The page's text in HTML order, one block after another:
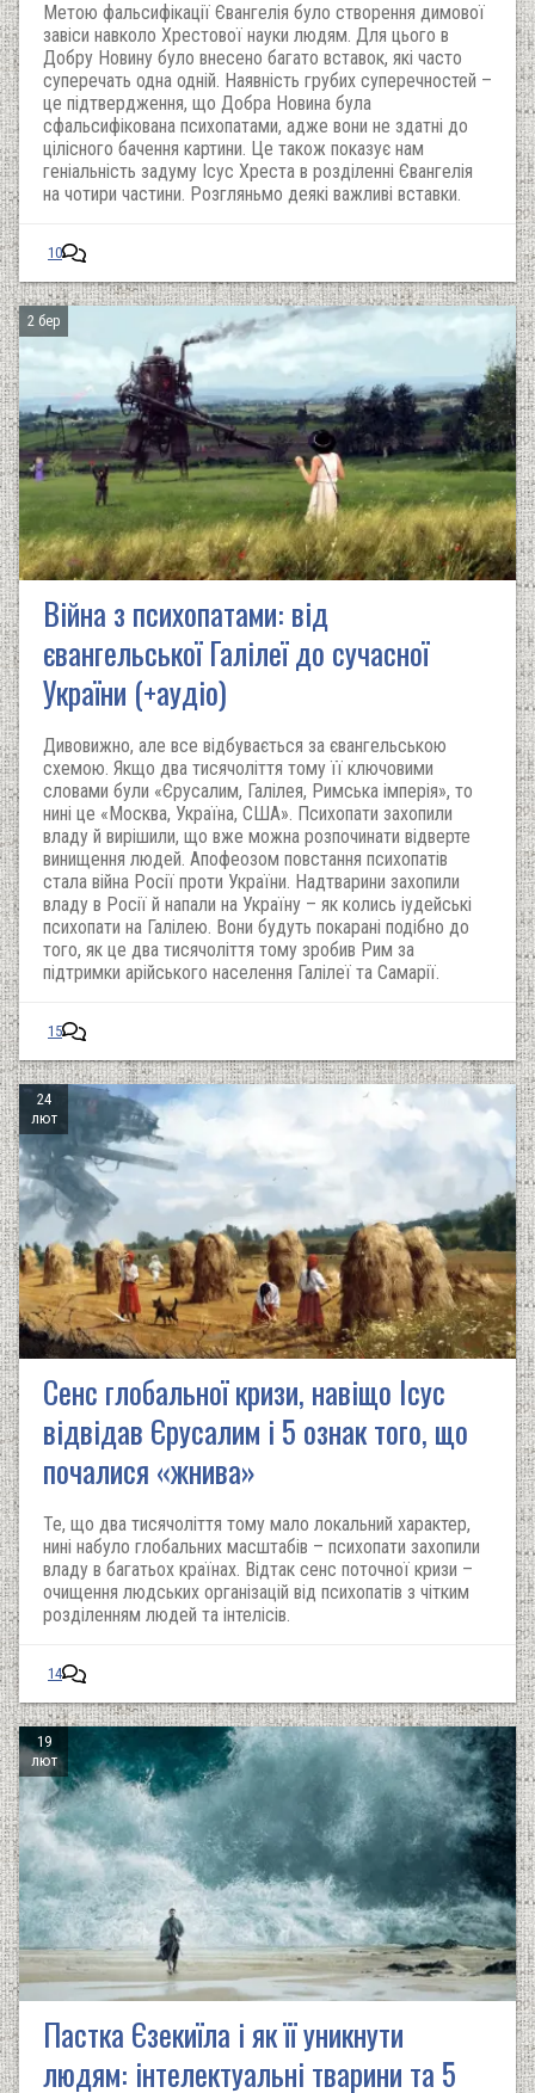
Метою фальсифікації Євангелія було створення димової
завіси навколо Хрестової науки людям. Для цього в
Добру Новину було внесено багато вставок, які часто
суперечать одна одній. Наявність грубих суперечностей –
це підтвердження, що Добра Новина була
сфальсифікована психопатами, адже вони не здатні до
цілісного бачення картини. Це також показує нам
геніальність задуму Ісус Хреста в розділенні Євангелія
на чотири частини. Розгляньмо деякі важливі вставки.
10
2 бер
Війна з психопатами: від
євангельської Галілеї до сучасної
України (+аудіо)
Дивовижно, але все відбувається за євангельською
схемою. Якщо два тисячоліття тому її ключовими
словами були «Єрусалим, Галілея, Римська імперія», то
нині це «Москва, Україна, США». Психопати захопили
владу й вирішили, що вже можна розпочинати відверте
винищення людей. Апофеозом повстання психопатів
стала війна Росії проти України. Надтварини захопили
владу в Росії й напали на Україну – як колись іудейські
психопати на Галілею. Вони будуть покарані подібно до
того, як це два тисячоліття тому зробив Рим за
підтримки арійського населення Галілеї та Самарії.
15
24
лют
Сенс глобальної кризи, навіщо Ісус
відвідав Єрусалим і 5 ознак того, що
почалися «жнива»
Те, що два тисячоліття тому мало локальний характер,
нині набуло глобальних масштабів – психопати захопили
владу в багатьох країнах. Відтак сенс поточної кризи –
очищення людських організацій від психопатів з чітким
розділенням людей та інтелісів.
14
19
лют
Пастка Єзекиїла і як її уникнути
людям: інтелектуальні тварини та 5